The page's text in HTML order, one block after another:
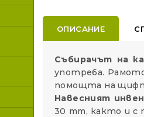
ОПИСАНИЕ
Събирачът на
употреба.
помощта на
Навесният
30 mm, както и с